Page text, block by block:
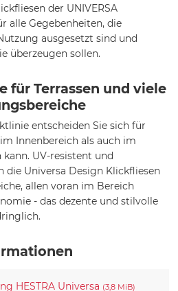
der UNIVERSA
alle Gegebenheiten, die
ausgesetzt sind und
überzeugen sollen.
für Terrassen und viele
entscheiden Sie sich für
Innenbereich als auch im
UV-resistent und
die Universa Design Klickfliesen
allen voran im Bereich
- das dezente und stilvolle
HESTRA Universa (3,8 MiB)